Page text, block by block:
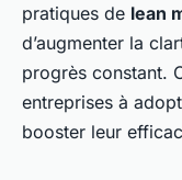
pratiques de lean
d’augmenter la
progrès constant.
entreprises à
booster leur